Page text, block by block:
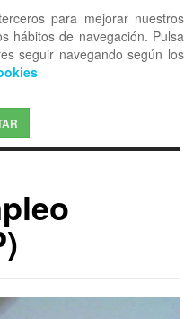
para mejorar nuestros
hábitos de navegación. Pulsa
seguir navegando según los